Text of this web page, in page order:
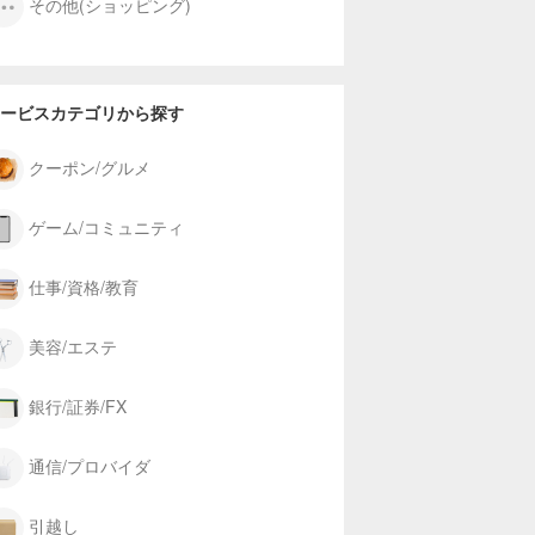
ビスカテゴリから探す
クーポン/グルメ
ゲーム/コミュニティ
仕事/資格/教育
美容/エステ
銀行/証券/FX
通信/プロバイダ
引越し